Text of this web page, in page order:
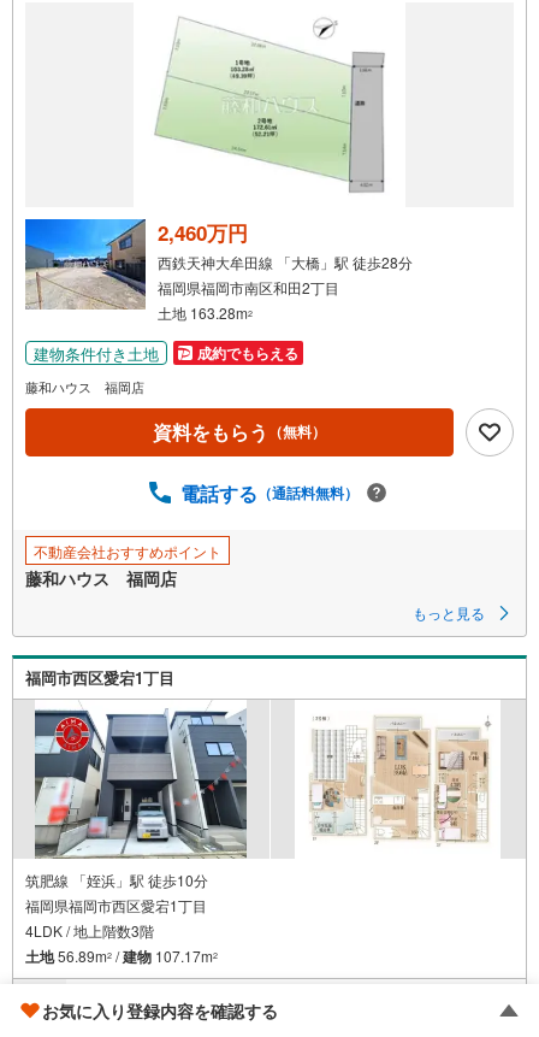
2,460万円
西鉄天神大牟田線 「大橋」駅 徒歩28分
福岡県福岡市南区和田2丁目
土地 163.28m2
建物条件付き土地 成約でもらえる
藤和ハウス 福岡店
資料をもらう （無料）
電話する （通話料無料）
不動産会社おすすめポイント
藤和ハウス 福岡店
もっと見る
福岡市西区愛宕1丁目
筑肥線 「姪浜」駅 徒歩10分
福岡県福岡市西区愛宕1丁目
4LDK / 地上階数3階
土地56.89m2 /建物 107.17m2
4,849万円
お気に入り登録内容を確認する